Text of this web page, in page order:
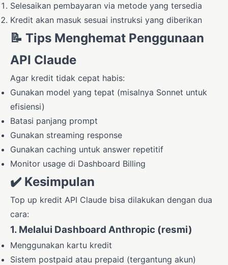
Selesaikan pembayaran via metode yang tersedia
Kredit akan masuk sesuai instruksi yang diberikan
📝 Tips Menghemat Penggunaan
API Claude
Agar kredit tidak cepat habis:
Gunakan model yang tepat (misalnya Sonnet untuk
efisiensi)
Batasi panjang prompt
Gunakan streaming response
Gunakan caching untuk answer repetitif
Monitor usage di Dashboard Billing
✔️ Kesimpulan
Top up kredit API Claude bisa dilakukan dengan dua
cara:
1. Melalui Dashboard Anthropic (resmi)
Menggunakan kartu kredit
Sistem postpaid atau prepaid (tergantung akun)